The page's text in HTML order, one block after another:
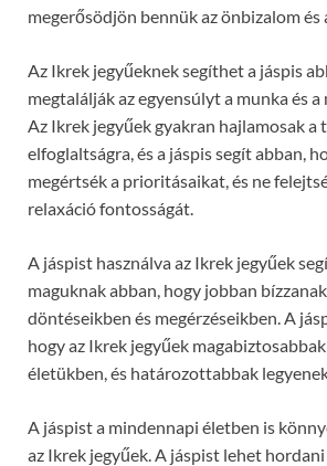
megerősödjön bennük az önbizalom és
Az Ikrek jegyűeknek segíthet a jáspis
megtalálják az egyensúlyt a munka és
Az Ikrek jegyűek gyakran hajlamosak a
elfoglaltságra, és a jáspis segít abban,
megértsék a prioritásaikat, és ne
relaxáció fontosságát.
A jáspist használva az Ikrek jegyűek
maguknak abban, hogy jobban
döntéseikben és megérzéseikben. A
hogy az Ikrek jegyűek
életükben, és határozottabbak
A jáspist a mindennapi életben is
az Ikrek jegyűek. A jáspist lehet